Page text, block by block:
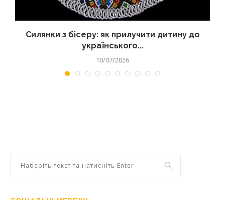
Силянки з бісеру: як прилучити дитину до
українського...
10/07/2026